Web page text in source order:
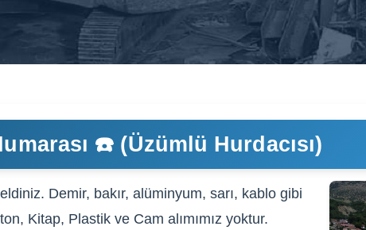
☎️ (Üzümlü Hurdacısı)
Demir, bakır, alüminyum, sarı, kablo gibi
Kitap, Plastik ve Cam alımımız yoktur.